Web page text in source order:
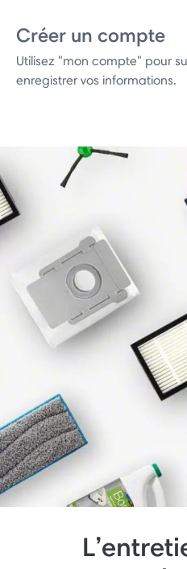
Créer un compte
Utilisez "mon compte" pour
enregistrer vos informations.